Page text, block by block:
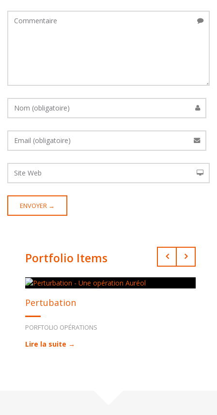
Portfolio Items
Pertubation
PORFTOLIO OPÉRATIONS
Lire la suite →